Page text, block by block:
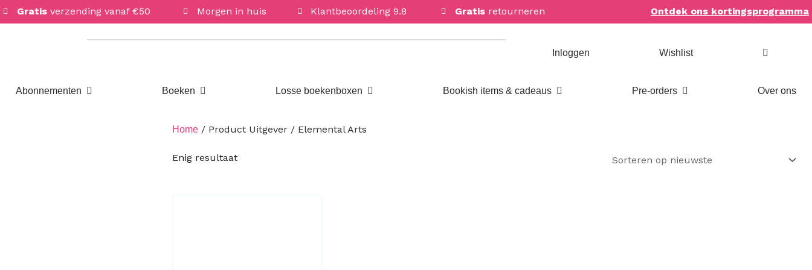
Gratis verzending vanaf €50 Morgen in huis Klantbeoordeling 9.8 Gratis retourneren Ontdek ons kortingsprogramma
Inloggen Wishlist
Abonnementen Open AbonnementenBoeken Open Boeken Losse boekenboxen Open Losse boekenboxenBookish items & cadeaus Open Bookish items & cadeaus
Pre-orders Open Pre-orders Over ons
Home/ Product Uitgever / Elemental Arts
Enig resultaat